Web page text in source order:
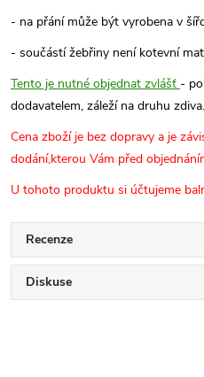
- na přání může být vyrobena v
- součástí žebřiny není kotevní
Tento je nutné objednat zvlášť -
dodavatelem, záleží
Cena zboží je bez dopravy a je
dodání,kterou Vám před
U tohoto produktu si účtujeme
Recenze
Diskuse